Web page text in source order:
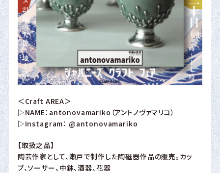
＜Craft AREA＞
▷NAME：antonovamariko（アントノヴァマリコ）
▷Instagram： @antonovamariko
【取扱之品】
陶芸作家として、瀬戸で制作した陶磁器作品の販売。カッ
プ、ソーサー、中鉢、酒器、花器